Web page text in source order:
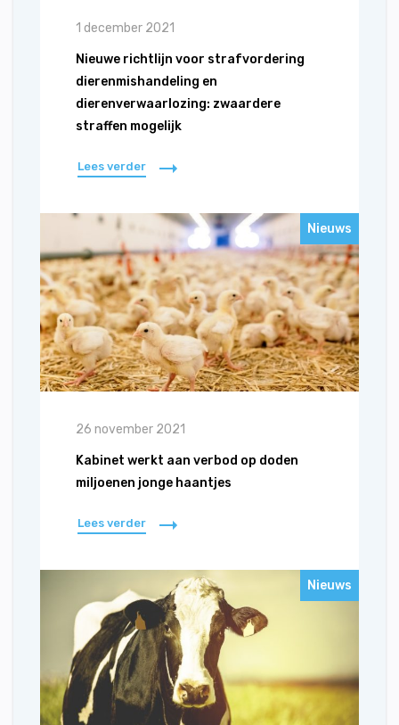
1 december 2021
Nieuwe richtlijn voor strafvordering
dierenmishandeling en
dierenverwaarlozing: zwaardere
straffen mogelijk
Lees verder
Nieuws
26 november 2021
Kabinet werkt aan verbod op doden
miljoenen jonge haantjes
Lees verder
Nieuws